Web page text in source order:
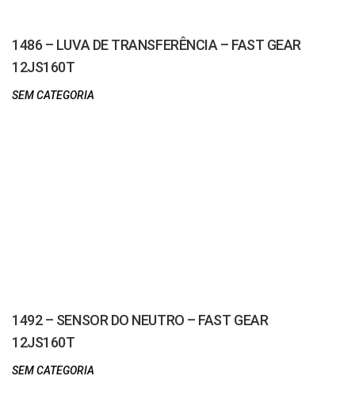
1486 – LUVA DE TRANSFERÊNCIA – FAST GEAR
12JS160T
SEM CATEGORIA
1492 – SENSOR DO NEUTRO – FAST GEAR
12JS160T
SEM CATEGORIA